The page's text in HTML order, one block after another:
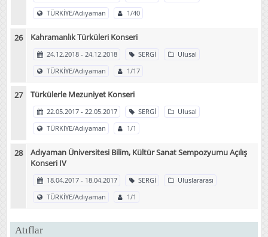
TÜRKİYE/Adıyaman
1/40
Kahramanlık Türküleri Konseri
24.12.2018 - 24.12.2018 SERGİ
Ulusal
TÜRKİYE/Adıyaman
1/17
Türkülerle Mezuniyet Konseri
22.05.2017 - 22.05.2017 SERGİ
Ulusal
TÜRKİYE/Adıyaman
1/1
Adıyaman Üniversitesi Bilim, Kültür Sanat Sempozyumu Açılış
Konseri IV
18.04.2017 - 18.04.2017 SERGİ
Uluslararası
TÜRKİYE/Adıyaman
1/1
Atıflar